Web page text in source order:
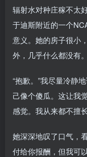
辐射水对种庄稼不太
于迪斯附近的一个
意义。她的房子很小
外，几乎什么都没有。
“抱歉。”我尽量冷静
己像个傻瓜。这让我
感觉。我从来都不擅长
她深深地叹了口气，
付给你报酬，但我可